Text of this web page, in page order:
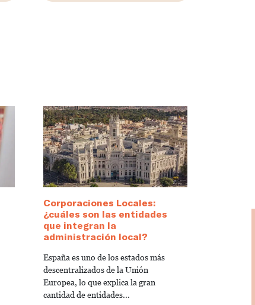
Corporaciones Locales:
¿cuáles son las entidades
que integran la
administración local?
España es uno de los estados más
descentralizados de la Unión
Europea, lo que explica la gran
cantidad de entidades...